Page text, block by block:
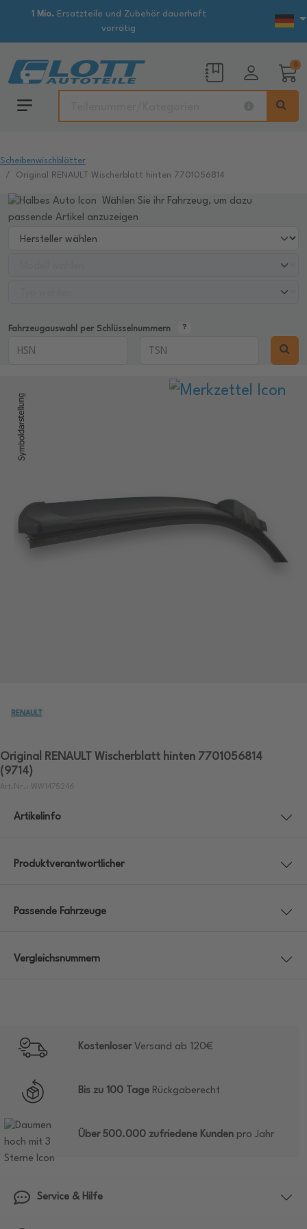
1 Mio.Ersatzteile und Zubehör dauerhaft
vorrätig
0
Scheibenwischblätter
Original RENAULT Wischerblatt hinten 7701056814
Wählen Sie ihr Fahrzeug, um dazu
passende Artikel anzuzeigen
Fahrzeugauswahl per Schlüsselnummern
Original RENAULT Wischerblatt hinten 7701056814
(9714)
Art.Nr.: WW1475246
Artikelinfo
Produktverantwortlicher
Passende Fahrzeuge
Vergleichsnummern
KostenloserVersand ab 120€
Bis zu 100 Tage Rückgaberecht
Über 500.000 zufriedene Kunden pro Jahr
Service & Hilfe